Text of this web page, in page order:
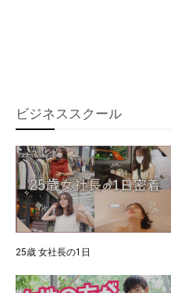
ビジネススクール
25歳 女社長の1日